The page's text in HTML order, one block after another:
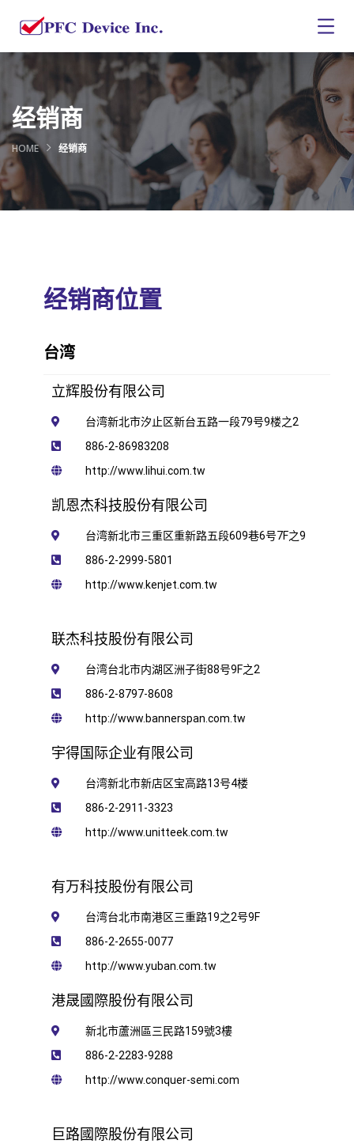
经销商
HOME 经销商
经销商位置
台湾
立辉股份有限公司
台湾新北市汐止区新台五路一段79号9楼之2
886-2-86983208
http://www.lihui.com.tw
凯恩杰科技股份有限公司
台湾新北市三重区重新路五段609巷6号7​​F之9
886-2-2999-5801
http://www.kenjet.com.tw
联杰科技股份有限公司
台湾台北市内湖区洲子街88号9F之2
886-2-8797-8608
http://www.bannerspan.com.tw
宇得​​国际企业有限公司
台湾新北市新店区宝高路13号4楼
886-2-2911-3323
http://www.unitteek.com.tw
有万科技股份有限公司
台湾台北市南港区三重路19之2号9F
886-2-2655-0077
http://www.yuban.com.tw
港晟國際股份有限公司
新北市蘆洲區三民路159號3樓
886-2-2283-9288
http://www.conquer-semi.com
巨路國際股份有限公司